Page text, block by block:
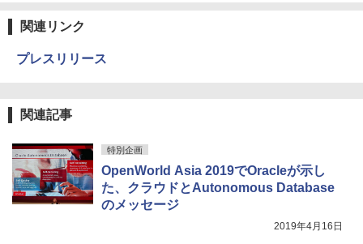
関連リンク
プレスリリース
関連記事
特別企画
OpenWorld Asia 2019でOracleが示し
た、クラウドとAutonomous Database
のメッセージ
2019年4月16日